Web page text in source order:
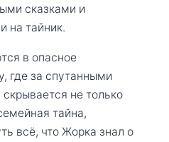
сказками и
на тайник.
в опасное
где за спутанными
не только
тайна,
всё, что Жорка знал о